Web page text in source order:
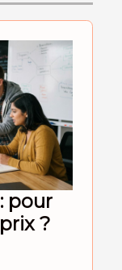
pour
?